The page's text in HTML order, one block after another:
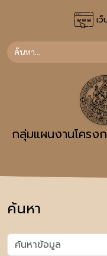
เ
กลุ่มแผนงานโครง
ค้นหา